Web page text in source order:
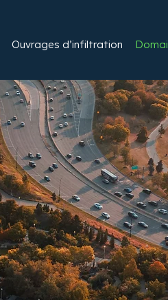
Ouvrages d’infiltration​